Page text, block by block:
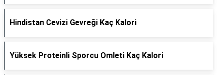
Hindistan Cevizi Gevreği Kaç Kalori
Yüksek Proteinli Sporcu Omleti Kaç Kalori